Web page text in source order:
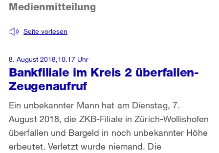
Bankfiliale im Kreis 2 überfallen-
Zeugenaufruf
Seite vorlesen
Medienmitteilung
Ein unbekannter Mann hat am Dienstag, 7.
August 2018, die ZKB-Filiale in Zürich-Wollishofen
überfallen und Bargeld in noch unbekannter Höhe
erbeutet. Verletzt wurde niemand. Die
8. August 2018,10.17 Uhr